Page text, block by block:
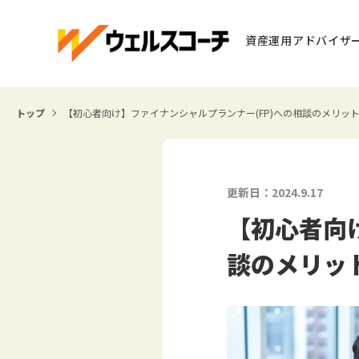
資産運用アドバイザ
トップ 【初心者向け】ファイナンシャルプランナー(FP)への相談のメリッ
更新日：2024.9.17
【初心者
談のメリッ